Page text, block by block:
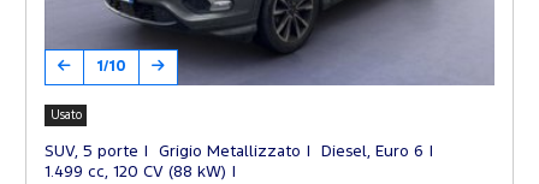
1/10
Usato
SUV, 5 porte Grigio Metallizzato
Diesel, Euro 6
1.499 cc, 120 CV (88 kW)